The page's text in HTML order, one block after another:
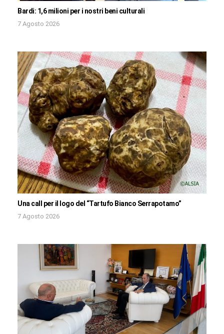
Bardi: 1,6 milioni per i nostri beni culturali
7 Agosto 2026
Una call per il logo del “Tartufo Bianco Serrapotamo”
7 Agosto 2026